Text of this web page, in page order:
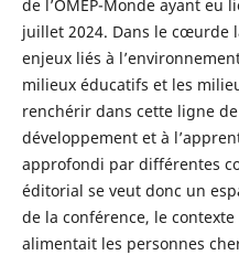
de l’OMEP-Monde ayant eu
juillet 2024. Dans le cœurde
enjeux liés à
milieux éducatifs et les
renchérir dans cette ligne
développement et à
approfondi par différentes
éditorial se veut donc un
de la conférence, le
alimentait les personnes